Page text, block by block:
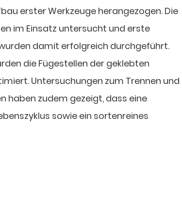
erster Werkzeuge herangezogen. Die
im Einsatz untersucht und erste
damit erfolgreich durchgeführt.
die Fügestellen der geklebten
Untersuchungen zum Trennen und
haben zudem gezeigt, dass eine
sowie ein sortenreines